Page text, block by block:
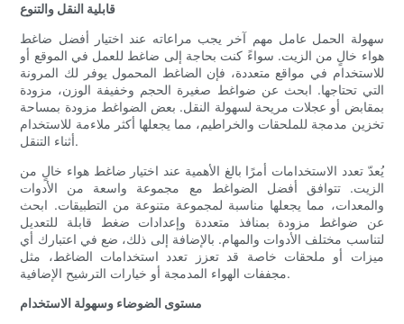
قابلية النقل والتنوع
سهولة الحمل عامل مهم آخر يجب مراعاته عند اختيار أفضل ضاغط
هواء خالٍ من الزيت. سواءً كنت بحاجة إلى ضاغط للعمل في الموقع أو
للاستخدام في مواقع متعددة، فإن الضاغط المحمول يوفر لك المرونة
التي تحتاجها. ابحث عن ضواغط صغيرة الحجم وخفيفة الوزن، مزودة
بمقابض أو عجلات مريحة لسهولة النقل. بعض الضواغط مزودة بمساحة
تخزين مدمجة للملحقات والخراطيم، مما يجعلها أكثر ملاءمة للاستخدام
أثناء التنقل.
يُعدّ تعدد الاستخدامات أمرًا بالغ الأهمية عند اختيار ضاغط هواء خالٍ من
الزيت. تتوافق أفضل الضواغط مع مجموعة واسعة من الأدوات
والمعدات، مما يجعلها مناسبة لمجموعة متنوعة من التطبيقات. ابحث
عن ضواغط مزودة بمنافذ متعددة وإعدادات ضغط قابلة للتعديل
لتناسب مختلف الأدوات والمهام. بالإضافة إلى ذلك، ضع في اعتبارك أي
ميزات أو ملحقات خاصة قد تعزز تعدد استخدامات الضاغط، مثل
مجففات الهواء المدمجة أو خيارات الترشيح الإضافية.
مستوى الضوضاء وسهولة الاستخدام